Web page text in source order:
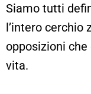
Siamo tutti
l’intero cerchio
opposizioni
vita.